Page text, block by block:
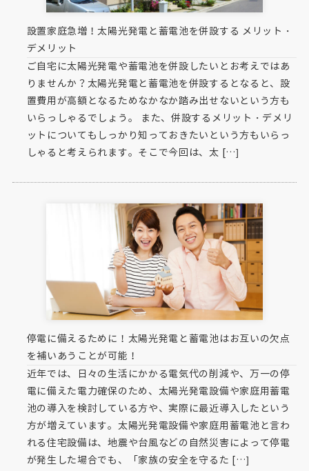
設置家庭急増！太陽光発電と蓄電池を併設する メリット・
デメリット
ご自宅に太陽光発電や蓄電池を併設したいとお考えではあ
りませんか？太陽光発電と蓄電池を併設するとなると、設
置費用が高額となるためなかなか踏み出せないという方も
いらっしゃるでしょう。 また、併設するメリット・デメリ
ットについてもしっかり知っておきたいという方もいらっ
しゃると考えられます。そこで今回は、太 […]
停電に備えるために！太陽光発電と蓄電池はお互いの欠点
を補いあうことが可能！
近年では、日々の生活にかかる電気代の削減や、万一の停
電に備えた電力確保のため、太陽光発電設備や家庭用蓄電
池の導入を検討している方や、実際に最近導入したという
方が増えています。太陽光発電設備や家庭用蓄電池と言わ
れる住宅設備は、地震や台風などの自然災害によって停電
が発生した場合でも、「家族の安全を守るた […]